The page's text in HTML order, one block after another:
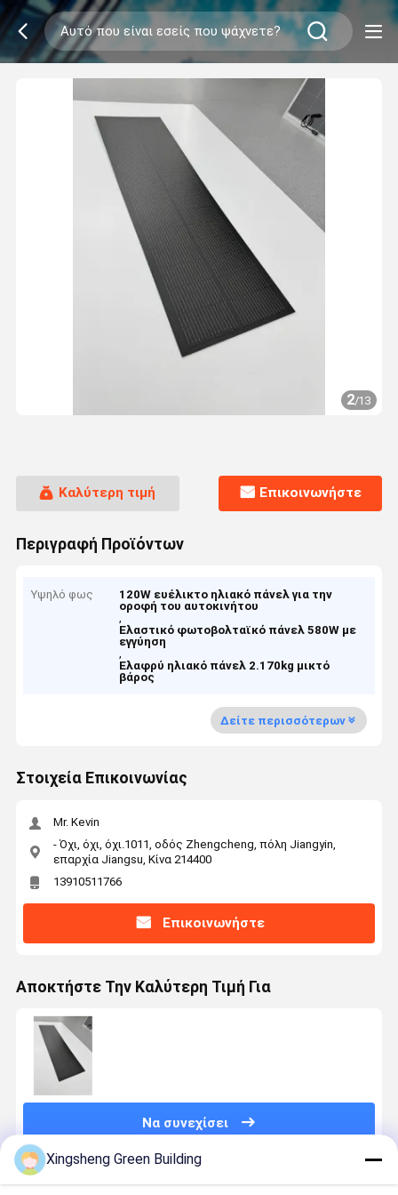
2/13
Καλύτερη τιμή Επικοινωνήστε
Περιγραφή Προϊόντων
Υψηλό φως
120W ευέλικτο ηλιακό πάνελ για την
οροφή του αυτοκινήτου
,
Ελαστικό φωτοβολταϊκό πάνελ 580W με
εγγύηση
,
Ελαφρύ ηλιακό πάνελ 2.170kg μικτό
βάρος
Δείτε περισσότερων
Στοιχεία Επικοινωνίας
Mr. Kevin
- Όχι, όχι, όχι.1011, οδός Zhengcheng, πόλη Jiangyin,
επαρχία Jiangsu, Κίνα 214400
13910511766
Επικοινωνήστε
Αποκτήστε Την Καλύτερη Τιμή Για
Να συνεχίσει
Συνιστώμενα Προϊόντα
Xingsheng Green Building